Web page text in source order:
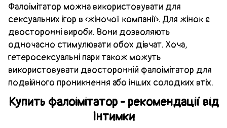
Фалоімітатор можна використовувати для
сексуальних ігор в «жіночої компанії». Для жінок є
двосторонні вироби. Вони дозволяють
одночасно стимулювати обох дівчат. Хоча,
гетеросексуальні пари також можуть
використовувати двосторонній фалоімітатор для
подвійного проникнення або інших солодких втіх.
Купить фалоімітатор - рекомендації від
Інтимки